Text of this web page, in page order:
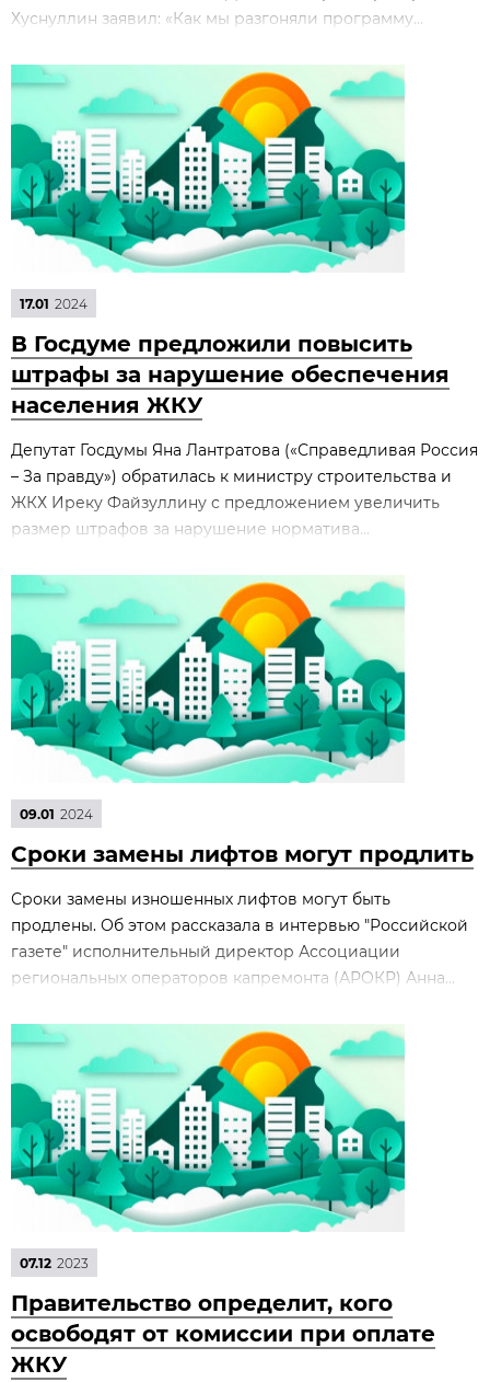
Хуснуллин заявил: «Как мы разгоняли программу...
17.01 2024
В Госдуме предложили повысить
штрафы за нарушение обеспечения
населения ЖКУ
Депутат Госдумы Яна Лантратова («Справедливая Россия
– За правду») обратилась к министру строительства и
ЖКХ Иреку Файзуллину с предложением увеличить
размер штрафов за нарушение норматива...
09.01 2024
Сроки замены лифтов могут продлить
Сроки замены изношенных лифтов могут быть
продлены. Об этом рассказала в интервью "Российской
газете" исполнительный директор Ассоциации
региональных операторов капремонта (АРОКР) Анна...
07.12 2023
Правительство определит, кого
освободят от комиссии при оплате
ЖКУ